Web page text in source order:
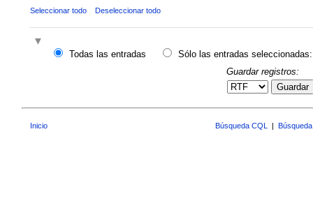
Seleccionar todo Deseleccionar todo
Todas las entradas
Sólo las entradas seleccionadas:
Guardar registros:
Guardar
Inicio Búsqueda CQL